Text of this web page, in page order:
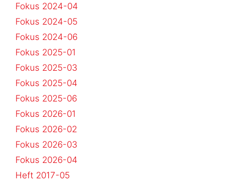
Fokus 2024-04
Fokus 2024-05
Fokus 2024-06
Fokus 2025-01
Fokus 2025-03
Fokus 2025-04
Fokus 2025-06
Fokus 2026-01
Fokus 2026-02
Fokus 2026-03
Fokus 2026-04
Heft 2017-05